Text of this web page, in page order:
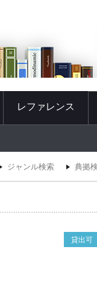
レファレンス
ジャンル検索 典拠
貸出可